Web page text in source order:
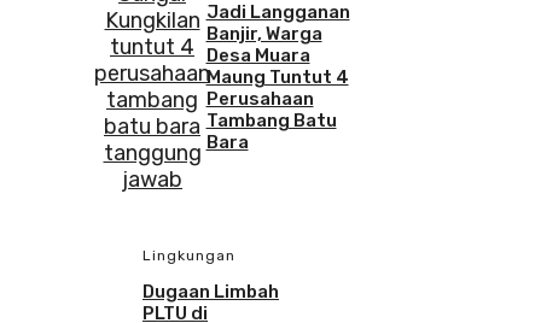
Jadi Langganan
Banjir, Warga
Desa Muara
Maung Tuntut 4
Perusahaan
Tambang Batu
Bara
Lingkungan
Dugaan Limbah
PLTU di